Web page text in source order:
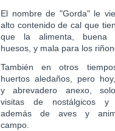
El nombre de "Gorda" le
alto contenido de cal que
que la alimenta, buena
huesos, y mala para los
También en otros
huertos aledaños, pero
yabrevadero anexo,
visitas de nostálgicos y
además de aves y
campo.